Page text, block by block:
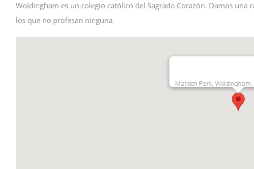
Woldingham es un colegio católico del Sagrado Corazón. Damos
los que no profesan ninguna.
Marden Park, Woldingham,